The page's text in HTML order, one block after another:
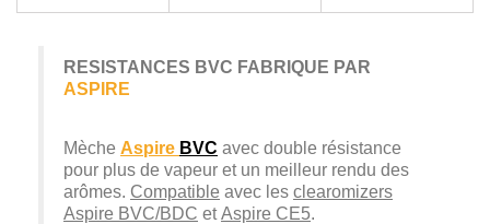
RESISTANCES BVC FABRIQUE PAR
ASPIRE
Mèche Aspire BVC avec double résistance
pour plus de vapeur et un meilleur rendu des
arômes. Compatible avec les clearomizers
Aspire BVC/BDC et Aspire CE5